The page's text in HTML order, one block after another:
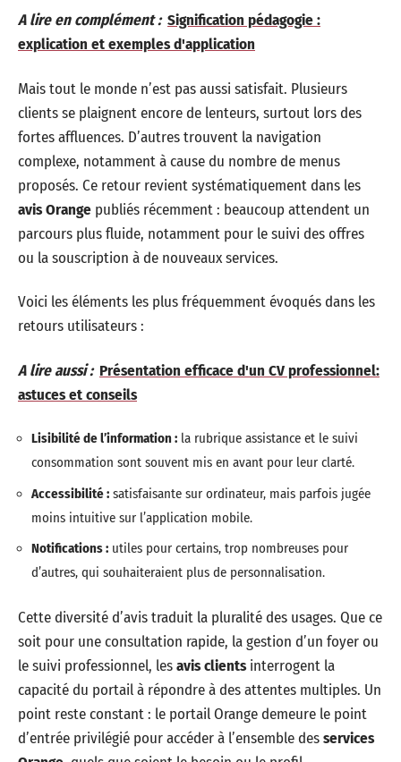
A lire en complément : Signification pédagogie :
explication et exemples d'application
Mais tout le monde n’est pas aussi satisfait. Plusieurs
clients se plaignent encore de lenteurs, surtout lors des
fortes affluences. D’autres trouvent la navigation
complexe, notamment à cause du nombre de menus
proposés. Ce retour revient systématiquement dans les
avis Orange publiés récemment : beaucoup attendent un
parcours plus fluide, notamment pour le suivi des offres
ou la souscription à de nouveaux services.
Voici les éléments les plus fréquemment évoqués dans les
retours utilisateurs :
A lire aussi : Présentation efficace d'un CV professionnel:
astuces et conseils
Lisibilité de l’information : la rubrique assistance et le suivi
consommation sont souvent mis en avant pour leur clarté.
Accessibilité : satisfaisante sur ordinateur, mais parfois jugée
moins intuitive sur l’application mobile.
Notifications : utiles pour certains, trop nombreuses pour
d’autres, qui souhaiteraient plus de personnalisation.
Cette diversité d’avis traduit la pluralité des usages. Que ce
soit pour une consultation rapide, la gestion d’un foyer ou
le suivi professionnel, lesavis clientsinterrogent la
capacité du portail à répondre à des attentes multiples. Un
point reste constant : le portail Orange demeure le point
d’entrée privilégié pour accéder à l’ensemble desservices